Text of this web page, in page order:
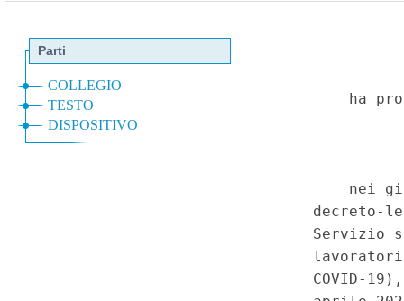
salvaguardia dei diritti
fondamentali, art. 6;
Convenzione per la
delle liberta' fondamentali,
Serie Speciale -